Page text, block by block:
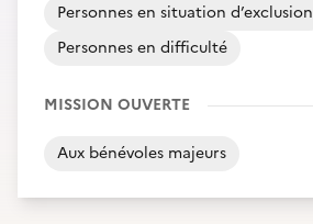
Personnes en situation d’exclusion
Personnes en difficulté
MISSION OUVERTE
Aux bénévoles majeurs